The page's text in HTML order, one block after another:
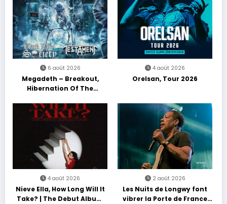
6 août 2026
Megadeth – Breakout,
Hibernation Of The
4 août 2026
Orelsan, Tour 2026
4 août 2026
Nieve Ella, How Long Will It
Take? | The Debut Album
2 août 2026
Les Nuits de Longwy font
vibrer la Porte de France